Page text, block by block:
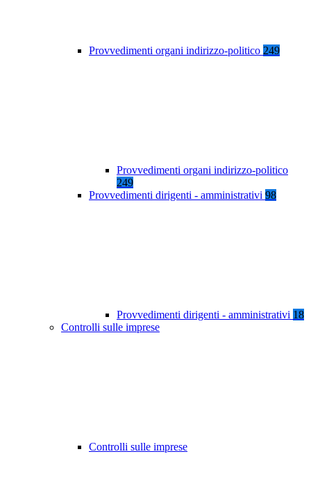
Provvedimenti organi indirizzo-politico 249
Provvedimenti organi indirizzo-politico
249
Provvedimenti dirigenti - amministrativi 98
Provvedimenti dirigenti - amministrativi 18
Controlli sulle imprese
Controlli sulle imprese